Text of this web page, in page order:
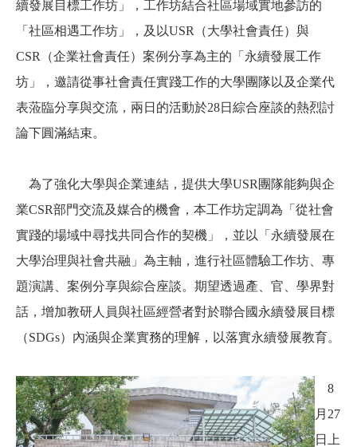
續發展目標工作坊」，工作坊結合社區場域實地參訪的
「社區相遇工作坊」，及以USR（大學社會責任）與
CSR（企業社會責任）案例分享為主的「永續發展工作
坊」，邀請從事社會責任實踐工作的大學團隊以及企業代
表蒞臨分享與交流，兩日的活動於28日綜合座談的熱烈討
論下圓滿結束。
為了強化大學與企業連結，提供大學USR團隊能夠與企
業CSR部門交流及媒合的機會，本工作坊定調為「從社會
實踐的場域中尋找共同合作的契機」，並以「永續發展在
大學治理與社會共融」為主軸，進行社區體驗工作坊、專
題演講、案例分享與綜合座談。期望透過產、官、學界對
話，增加教研人員與社區經營者對於聯合國永續發展目標
（SDGs）內涵與企業實務的理解，以落實永續發展教育。
8
月27
日上